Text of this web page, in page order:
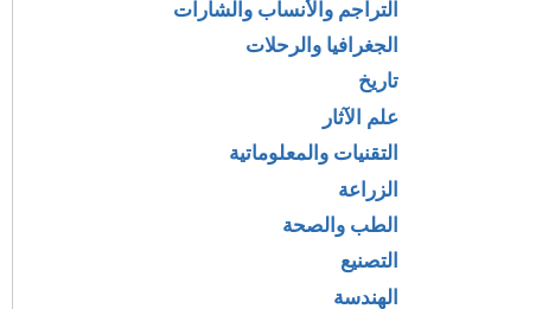
التراجم والأنساب والشارات
الجغرافيا والرحلات
تاريخ
علم الآثار
التقنيات والمعلوماتية
الزراعة
الطب والصحة
التصنيع
الهندسة